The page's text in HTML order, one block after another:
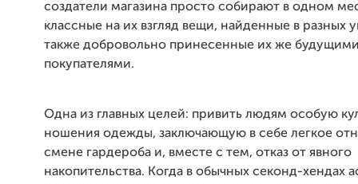
создатели магазина просто собирают в одном
классные на их взгляд вещи, найденные в разных
также добровольно принесенные их же
покупателями.
Одна из главных целей: привить людям особую
ношения одежды, заключающую в себе легкое
смене гардероба и, вместе с тем, отказ от явного
накопительства. Когда в обычных секонд-хендах